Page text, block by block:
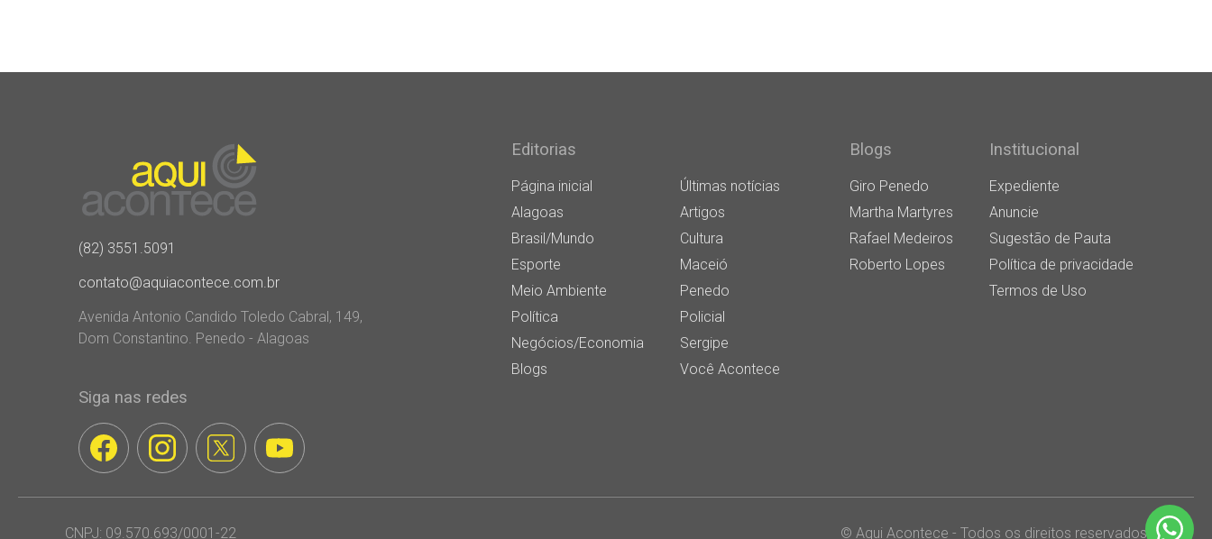
(82) 3551.5091
contato@aquiacontece.com.br
Avenida Antonio Candido Toledo Cabral, 149,
Dom Constantino. Penedo - Alagoas
Siga nas redes
Editorias
Página inicial
Últimas notícias
Alagoas
Artigos
Brasil/Mundo
Cultura
Esporte
Maceió
Meio Ambiente
Penedo
Política
Policial
Negócios/Economia
Sergipe
Blogs
Você Acontece
Blogs
Giro Penedo
Martha Martyres
Rafael Medeiros
Roberto Lopes
Institucional
Expediente
Anuncie
Sugestão de Pauta
Política de privacidade
Termos de Uso
CNPJ: 09.570.693/0001-22 © Aqui Acontece - Todos os direitos reservados